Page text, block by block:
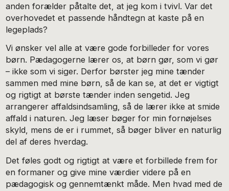
anden forælder påtalte det, at jeg kom i tvivl. Var det
overhovedet et passende håndtegn at kaste på en
legeplads?
Vi ønsker vel alle at være gode forbilleder for vores
børn. Pædagogerne lærer os, at børn gør, som vi gør
– ikke som vi siger. Derfor børster jeg mine tænder
sammen med mine børn, så de kan se, at det er vigtigt
og rigtigt at børste tænder inden sengetid. Jeg
arrangerer affaldsindsamling, så de lærer ikke at smide
affald i naturen. Jeg læser bøger for min fornøjelses
skyld, mens de er i rummet, så bøger bliver en naturlig
del af deres hverdag.
Det føles godt og rigtigt at være et forbillede frem for
en formaner og give mine værdier videre på en
pædagogisk og gennemtænkt måde. Men hvad med de